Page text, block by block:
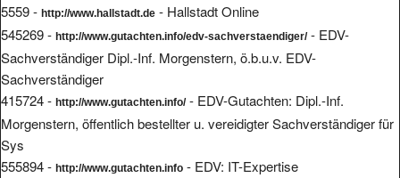
5559 - http://www.hallstadt.de - Hallstadt Online
545269 - http://www.gutachten.info/edv-sachverstaendiger/- EDV-
Sachverständiger Dipl.-Inf. Morgenstern, ö.b.u.v. EDV-
Sachverständiger
415724 - http://www.gutachten.info/- EDV-Gutachten: Dipl.-Inf.
Morgenstern, öffentlich bestellter u. vereidigter Sachverständiger für
Sys
555894 - http://www.gutachten.info - EDV: IT-Expertise